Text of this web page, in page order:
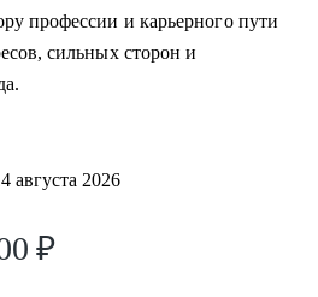
через тренинги по
и профориентации
карьерного развития
туда, где ваша деятельность
результат, но и личное
профессии и карьерного пути
сильных сторон и
августа 2026
₽